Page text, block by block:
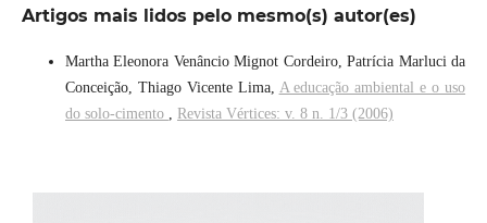
Artigos mais lidos pelo mesmo(s) autor(es)
Martha Eleonora Venâncio Mignot Cordeiro, Patrícia Marluci da
Conceição, Thiago Vicente Lima, A educação ambiental e o uso
do solo-cimento , Revista Vértices: v. 8 n. 1/3 (2006)